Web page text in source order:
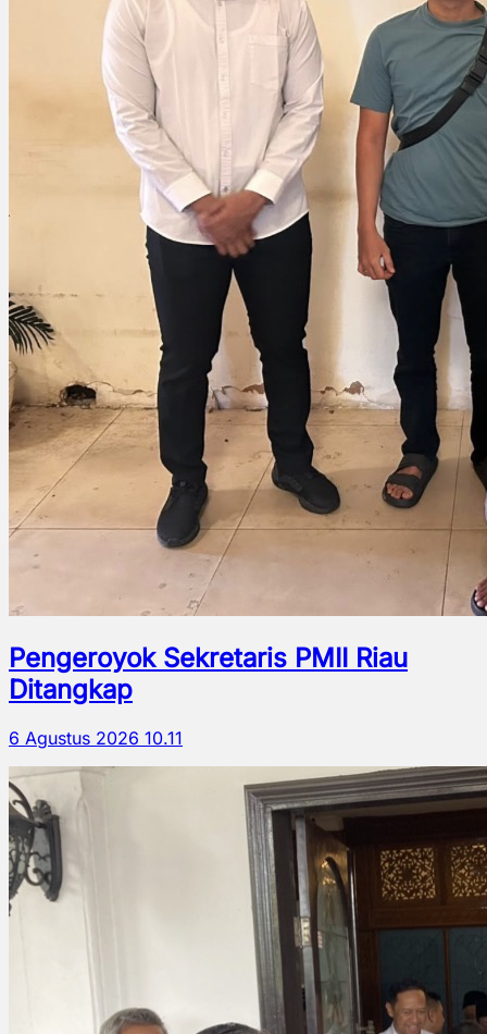
Pengeroyok Sekretaris PMII Riau
Ditangkap
6 Agustus 2026 10.11